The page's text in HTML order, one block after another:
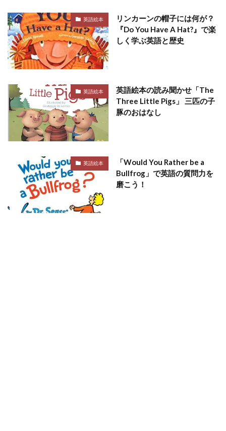
英語絵本
リンカーンの帽子には何が？
『Do You Have A Hat?』で楽
しく学ぶ英語と歴史
英語絵本
英語絵本の読み聞かせ「The
Three Little Pigs」 三匹の子
豚のおはなし
英語絵本
「Would You Rather be a
Bullfrog」で英語の質問力を
磨こう！